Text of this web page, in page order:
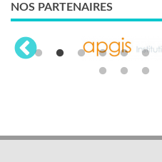
NOS PARTENAIRES